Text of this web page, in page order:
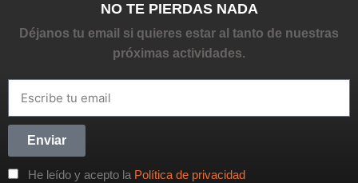
NO TE PIERDAS NADA
Déjanos tu email si quieres estar al tanto de nuestras
próximas actividades.
He leído y acepto la Política de privacidad
Enviar